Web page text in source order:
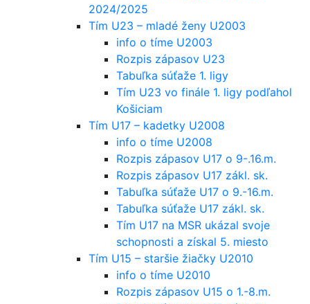
2024/2025
Tím U23 – mladé ženy U2003
info o tíme U2003
Rozpis zápasov U23
Tabuľka súťaže 1. ligy
Tím U23 vo finále 1. ligy podľahol
Košiciam
Tím U17 – kadetky U2008
info o tíme U2008
Rozpis zápasov U17 o 9-.16.m.
Rozpis zápasov U17 zákl. sk.
Tabuľka súťaže U17 o 9.-16.m.
Tabuľka súťaže U17 zákl. sk.
Tím U17 na MSR ukázal svoje
schopnosti a získal 5. miesto
Tím U15 – staršie žiačky U2010
info o tíme U2010
Rozpis zápasov U15 o 1.-8.m.